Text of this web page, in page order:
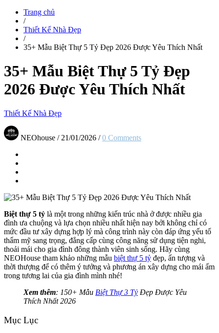
Trang chủ
/
Thiết Kế Nhà Đẹp
/
35+ Mẫu Biệt Thự 5 Tỷ Đẹp 2026 Được Yêu Thích Nhất
35+ Mẫu Biệt Thự 5 Tỷ Đẹp
2026 Được Yêu Thích Nhất
Thiết Kế Nhà Đẹp
NEOhouse / 21/01/2026 / 0 Comments
Biệt thự 5 tỷ là một trong những kiến trúc nhà ở được nhiều gia
đình ưa chuộng và lựa chọn nhiều nhất hiện nay bởi không chỉ có
mức đầu tư xây dựng hợp lý mà công trình này còn đáp ứng yếu tố
thẩm mỹ sang trọng, đẳng cấp cùng công năng sử dụng tiện nghi,
thoải mái cho gia đình đông thành viên sinh sống. Hãy cùng
NEOHouse tham khảo những mẫu biệt thự 5 tỷ đẹp, ấn tượng và
thời thượng để có thêm ý tưởng và phương án xây dựng cho mái ấm
trong tương lai của gia đình mình nhé!
Xem thêm: 150+ Mẫu Biệt Thự 3 Tỷ Đẹp Được Yêu
Thích Nhất 2026
Mục Lục